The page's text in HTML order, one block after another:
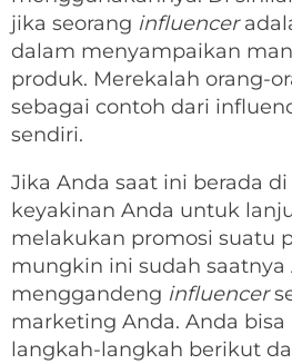
jika seorang influencer
dalam menyampaikan
produk. Merekalah orang-
sebagai contoh dari
sendiri.
Jika Anda saat ini berada
keyakinan Anda untuk
melakukan promosi suatu
mungkin ini sudah saatnya
menggandeng influencer
marketing Anda. Anda
langkah-langkah berikut